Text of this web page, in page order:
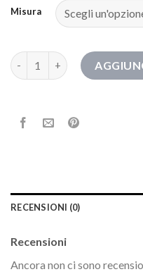
Misura
geox stivali donna quantità
RECENSIONI (0)
Recensioni
Ancora non ci sono